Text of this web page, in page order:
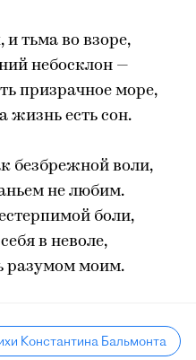
и тьма во взоре,
небосклон —
призрачное море,
жизнь есть сон.
безбрежной воли,
не любим.
боли,
в неволе,
разумом моим.
Константина Бальмонта